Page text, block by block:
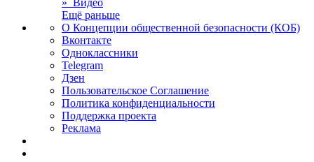
» Видео
Ещё раньше
О Концепции общественной безопасности (КОБ)
Вконтакте
Одноклассники
Telegram
Дзен
Пользовательское Соглашение
Политика конфиденциальности
Поддержка проекта
Реклама